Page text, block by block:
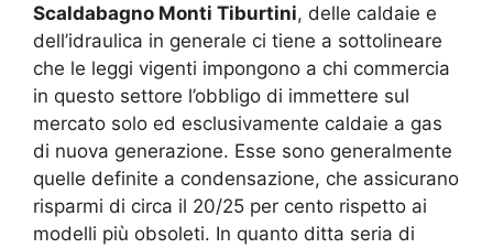
Scaldabagno Monti Tiburtini, delle caldaie e
dell’idraulica in generale ci tiene a sottolineare
che le leggi vigenti impongono a chi commercia
in questo settore l’obbligo di immettere sul
mercato solo ed esclusivamente caldaie a gas
di nuova generazione. Esse sono generalmente
quelle definite a condensazione, che assicurano
risparmi di circa il 20/25 per cento rispetto ai
modelli più obsoleti. In quanto ditta seria di